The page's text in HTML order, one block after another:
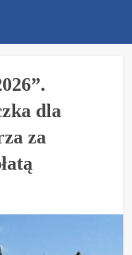
dla
za